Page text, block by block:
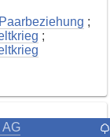
Paarbeziehung ;
;
AG